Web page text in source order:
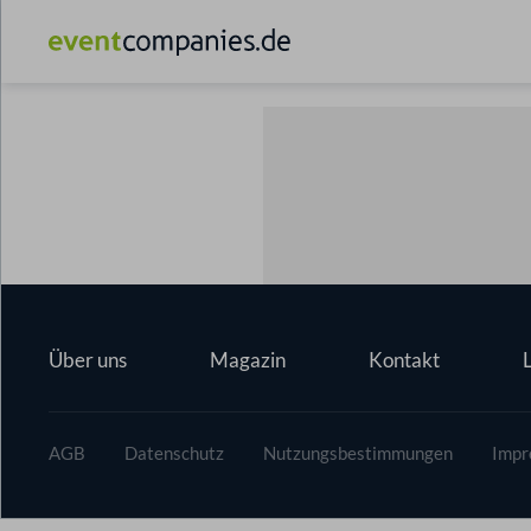
Über uns Magazin Kontakt
AGB Datenschutz Nutzungsbestimmungen